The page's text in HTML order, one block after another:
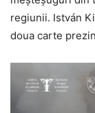
regiunii. István
doua carte